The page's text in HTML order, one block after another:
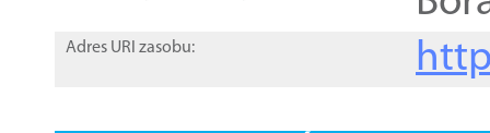
Adres URI zasobu: